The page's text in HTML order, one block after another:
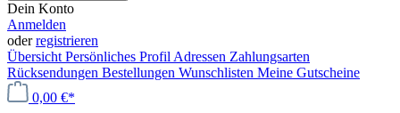
Dein Konto
Anmelden
oderregistrieren
Übersicht Persönliches Profil Adressen Zahlungsarten
Rücksendungen Bestellungen Wunschlisten Meine Gutscheine
0,00 €*